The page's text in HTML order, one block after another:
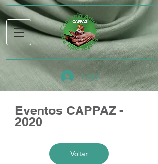
Login
Eventos CAPPAZ -
2020
Voltar